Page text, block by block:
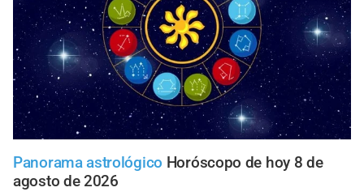
Panorama astrológico Horóscopo de hoy 8 de
agosto de 2026